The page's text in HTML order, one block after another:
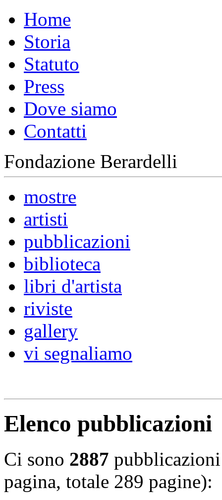
Home
Storia
Statuto
Press
Dove siamo
Contatti
Fondazione Berardelli
mostre
artisti
pubblicazioni
biblioteca
libri d'artista
riviste
gallery
vi segnaliamo
Elenco pubblicazioni
Ci sono 2887
pagina, totale 289 pagine):